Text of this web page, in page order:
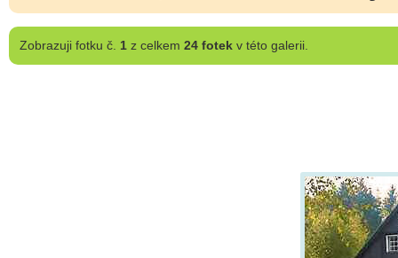
Zobrazujifotku č. 1z celkem 24 fotekv této galerii.